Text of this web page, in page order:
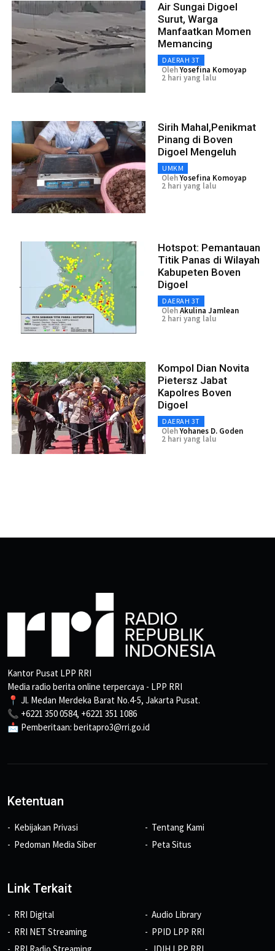
Air Sungai Digoel
Surut, Warga
Manfaatkan Momen
Memancing
DAERAH 3T
OlehYosefina Komoyap
2 hari yang lalu
Sirih Mahal,Penikmat
Pinang di Boven
Digoel Mengeluh
UMKM
OlehYosefina Komoyap
2 hari yang lalu
Hotspot: Pemantauan
Titik Panas di Wilayah
Kabupeten Boven
Digoel
DAERAH 3T
OlehAkulina Jamlean
2 hari yang lalu
Kompol Dian Novita
Pietersz Jabat
Kapolres Boven
Digoel
DAERAH 3T
OlehYohanes D. Goden
2 hari yang lalu
Kantor Pusat LPP RRI
Media radio berita online terpercaya - LPP RRI
📍 Jl. Medan Merdeka Barat No.4-5, Jakarta Pusat.
📞 +6221 350 0584, +6221 351 1086
📩 Pemberitaan: beritapro3@rri.go.id
Ketentuan
Kebijakan Privasi
Pedoman Media Siber
Tentang Kami
Peta Situs
Link Terkait
RRI Digital
RRI NET Streaming
RRI Radio Streaming
Audio Library
PPID LPP RRI
JDIH LPP RRI